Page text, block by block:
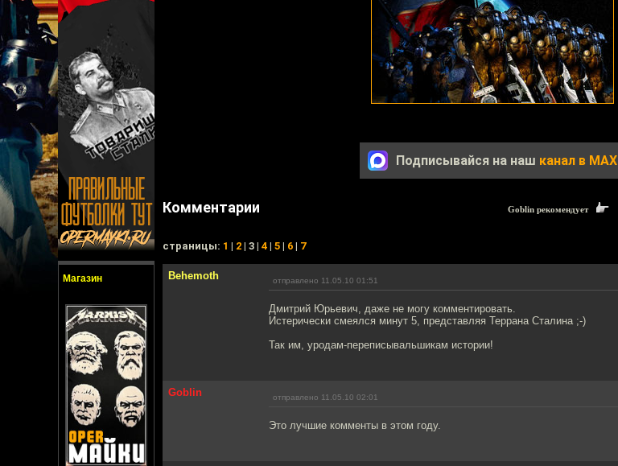
Магазин
Подписывайся на наш канал в MAX
Комментарии Goblin рекомендует
cтраницы: 1 | 2 | 3 | 4 | 5 | 6 | 7
Behemoth отправлено 11.05.10 01:51
Дмитрий Юрьевич, даже не могу комментировать.
Истерически смеялся минут 5, представляя Террана Сталина ;-)
Так им, уродам-переписывальшикам истории!
Goblin отправлено 11.05.10 02:01
Это лучшие комменты в этом году.